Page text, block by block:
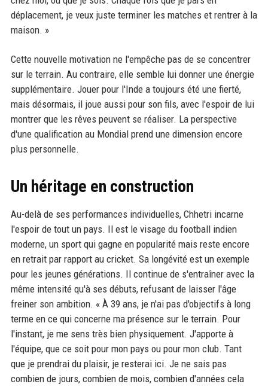
déplacement, je veux juste terminer les matches et rentrer à la
maison. »
Cette nouvelle motivation ne l'empêche pas de se concentrer
sur le terrain. Au contraire, elle semble lui donner une énergie
supplémentaire. Jouer pour l'Inde a toujours été une fierté,
mais désormais, il joue aussi pour son fils, avec l'espoir de lui
montrer que les rêves peuvent se réaliser. La perspective
d'une qualification au Mondial prend une dimension encore
plus personnelle.
Un héritage en construction
Au-delà de ses performances individuelles, Chhetri incarne
l'espoir de tout un pays. Il est le visage du football indien
moderne, un sport qui gagne en popularité mais reste encore
en retrait par rapport au cricket. Sa longévité est un exemple
pour les jeunes générations. Il continue de s'entraîner avec la
même intensité qu'à ses débuts, refusant de laisser l'âge
freiner son ambition. « À 39 ans, je n'ai pas d'objectifs à long
terme en ce qui concerne ma présence sur le terrain. Pour
l'instant, je me sens très bien physiquement. J'apporte à
l'équipe, que ce soit pour mon pays ou pour mon club. Tant
que je prendrai du plaisir, je resterai ici. Je ne sais pas
combien de jours, combien de mois, combien d'années cela